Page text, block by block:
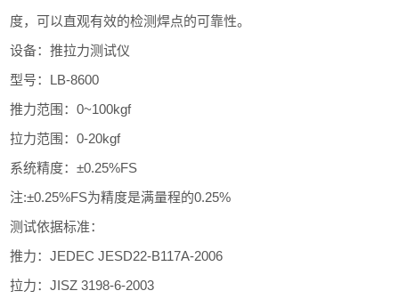
度，可以直观有效的检测焊点的可靠性。
设备：推拉力测试仪
型号：LB-8600
推力范围：0~100kgf
拉力范围：0-20kgf
系统精度：±0.25%FS
注:±0.25%FS为精度是满量程的0.25%
测试依据标准：
推力：JEDEC JESD22-B117A-2006
拉力：JISZ 3198-6-2003